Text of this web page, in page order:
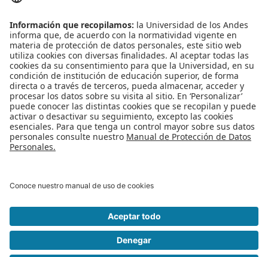
Publicado en Eventos
Etiquetado bajo